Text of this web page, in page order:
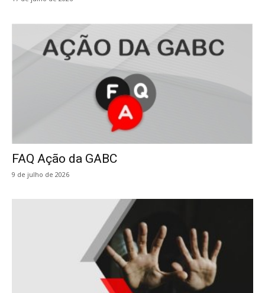
FAQ Ação da GABC
9 de julho de 2026